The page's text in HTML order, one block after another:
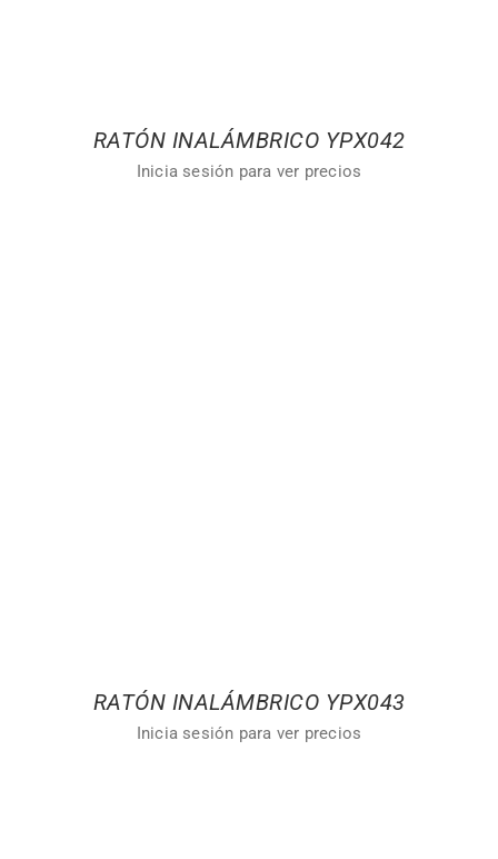
RATÓN INALÁMBRICO YPX042
Inicia sesión para ver precios
RATÓN INALÁMBRICO YPX043
Inicia sesión para ver precios